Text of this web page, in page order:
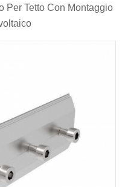
Per Tetto Con Montaggio